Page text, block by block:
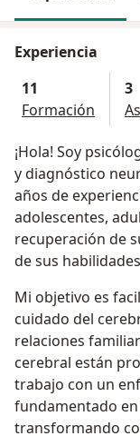
Experiencia
11
Formación
3
¡Hola! Soy
y diagnóstico
años de
adolescentes,
recuperación de
de sus
Mi objetivo es
cuidado del
relaciones
cerebral están
trabajo con un
fundamentado
transformando